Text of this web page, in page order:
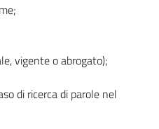
vigente o abrogato);
di ricerca di parole nel